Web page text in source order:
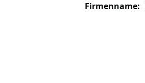
Firmenname: